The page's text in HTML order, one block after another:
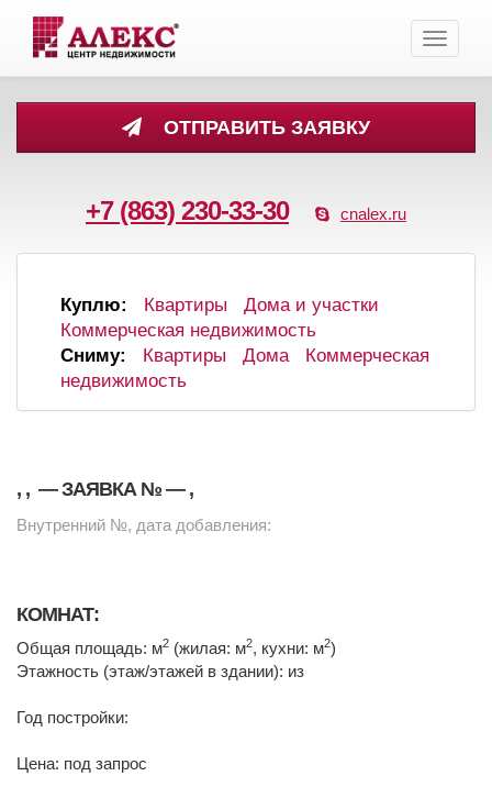
ОТПРАВИТЬ ЗАЯВКУ
+7 (863) 230-33-30 cnalex.ru
Toggle
Куплю: Квартиры
Дома и участки
Коммерческая недвижимость
Сниму:
Квартиры Дома
Коммерческая
недвижимость
, , — ЗАЯВКА № — ,
Внутренний №, дата добавления:
КОМНАТ:
Общая площадь: м2 (жилая: м2, кухни: м2)
Этажность (этаж/этажей в здании): из
Год постройки:
Цена: под запрос